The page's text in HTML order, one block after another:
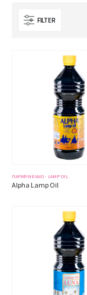
FILTER
ΠΑΡΑΦΙΝΈΛΑΙΟ - LAMP OIL
Alpha Lamp Oil